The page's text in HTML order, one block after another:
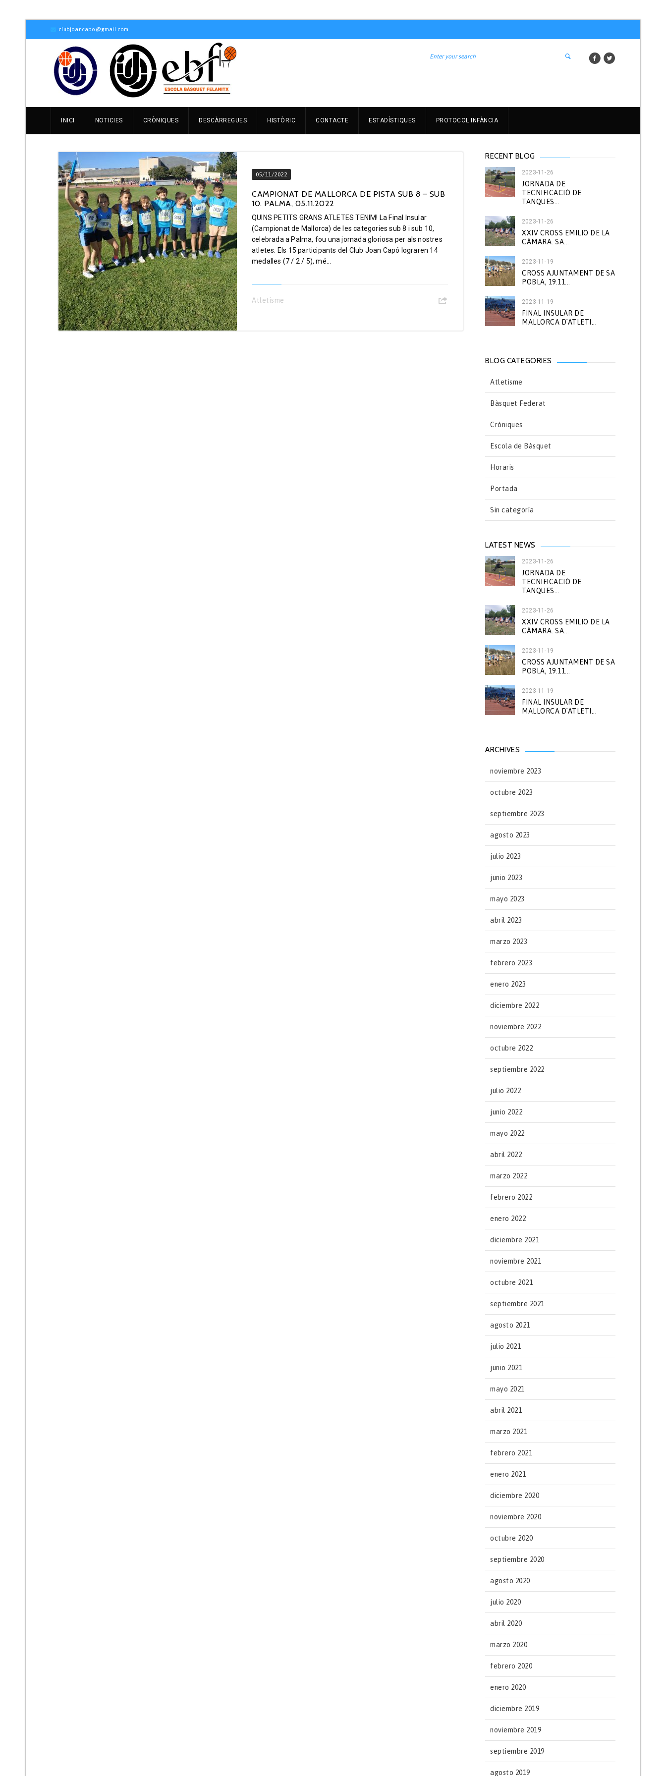
clubjoancapo@gmail.com
INICI NOTICIES CRÒNIQUES DESCÀRREGUES HISTÒRIC CONTACTE ESTADÍSTIQUES PROTOCOL INFÀNCIA
05/11/2022
CAMPIONAT DE MALLORCA DE PISTA SUB 8 – SUB
10. PALMA, 05.11.2022
QUINS PETITS GRANS ATLETES TENIM! La Final Insular
(Campionat de Mallorca) de les categories sub 8 i sub 10,
celebrada a Palma, fou una jornada gloriosa per als nostres
atletes. Els 15 participants del Club Joan Capó lograren 14
medalles (7 / 2 / 5), mé...
Atletisme
RECENT BLOG
2023-11-26
JORNADA DE
TECNIFICACIÓ DE
TANQUES...
2023-11-26
XXIV CROSS EMILIO DE LA
CÁMARA. SA...
2023-11-19
CROSS AJUNTAMENT DE SA
POBLA, 19.11...
2023-11-19
FINAL INSULAR DE
MALLORCA D´ATLETI...
BLOG CATEGORIES
Atletisme
Bàsquet Federat
Cròniques
Escola de Bàsquet
Horaris
Portada
Sin categoría
LATEST NEWS
2023-11-26
JORNADA DE
TECNIFICACIÓ DE
TANQUES...
2023-11-26
XXIV CROSS EMILIO DE LA
CÁMARA. SA...
2023-11-19
CROSS AJUNTAMENT DE SA
POBLA, 19.11...
2023-11-19
FINAL INSULAR DE
MALLORCA D´ATLETI...
ARCHIVES
noviembre 2023
octubre 2023
septiembre 2023
agosto 2023
julio 2023
junio 2023
mayo 2023
abril 2023
marzo 2023
febrero 2023
enero 2023
diciembre 2022
noviembre 2022
octubre 2022
septiembre 2022
julio 2022
junio 2022
mayo 2022
abril 2022
marzo 2022
febrero 2022
enero 2022
diciembre 2021
noviembre 2021
octubre 2021
septiembre 2021
agosto 2021
julio 2021
junio 2021
mayo 2021
abril 2021
marzo 2021
febrero 2021
enero 2021
diciembre 2020
noviembre 2020
octubre 2020
septiembre 2020
agosto 2020
julio 2020
abril 2020
marzo 2020
febrero 2020
enero 2020
diciembre 2019
noviembre 2019
septiembre 2019
agosto 2019